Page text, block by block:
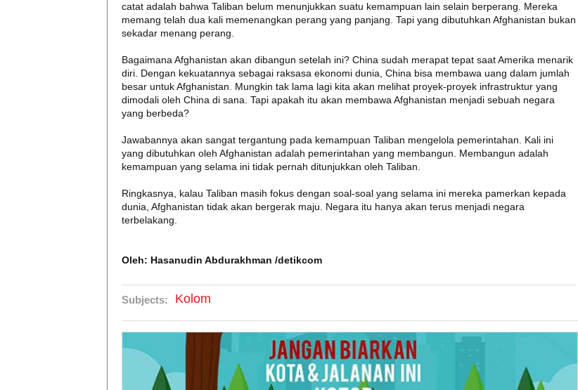
catat adalah bahwa Taliban belum menunjukkan suatu kemampuan lain selain berperang. Mereka
memang telah dua kali memenangkan perang yang panjang. Tapi yang dibutuhkan Afghanistan bukan
sekadar menang perang.
Bagaimana Afghanistan akan dibangun setelah ini? China sudah merapat tepat saat Amerika menarik
diri. Dengan kekuatannya sebagai raksasa ekonomi dunia, China bisa membawa uang dalam jumlah
besar untuk Afghanistan. Mungkin tak lama lagi kita akan melihat proyek-proyek infrastruktur yang
dimodali oleh China di sana. Tapi apakah itu akan membawa Afghanistan menjadi sebuah negara
yang berbeda?
Jawabannya akan sangat tergantung pada kemampuan Taliban mengelola pemerintahan. Kali ini
yang dibutuhkan oleh Afghanistan adalah pemerintahan yang membangun. Membangun adalah
kemampuan yang selama ini tidak pernah ditunjukkan oleh Taliban.
Ringkasnya, kalau Taliban masih fokus dengan soal-soal yang selama ini mereka pamerkan kepada
dunia, Afghanistan tidak akan bergerak maju. Negara itu hanya akan terus menjadi negara
terbelakang.
Oleh: Hasanudin Abdurakhman /detikcom
Subjects: Kolom